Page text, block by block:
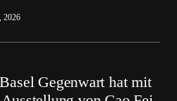
2026
Gegenwart hat mit